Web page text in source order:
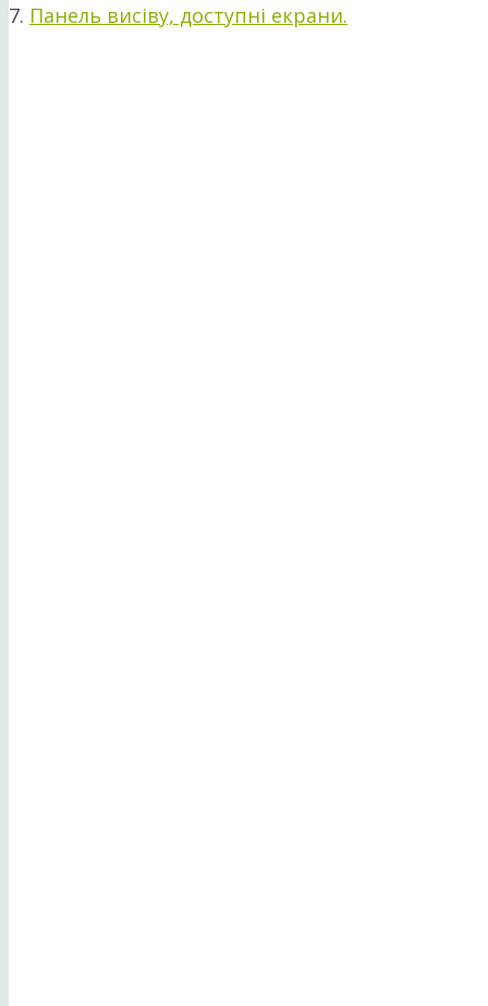
7. Панель висіву, доступні екрани.